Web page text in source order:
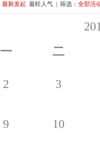
最新发起 最旺人气 | 筛选： 全部活
一 二
2 3
9 10